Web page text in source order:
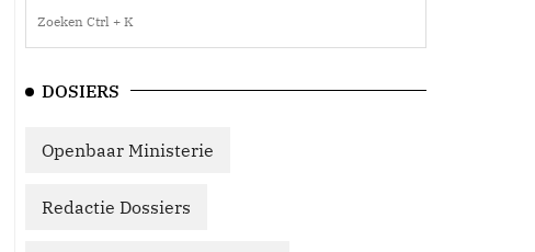
DOSIERS
Openbaar Ministerie
Redactie Dossiers